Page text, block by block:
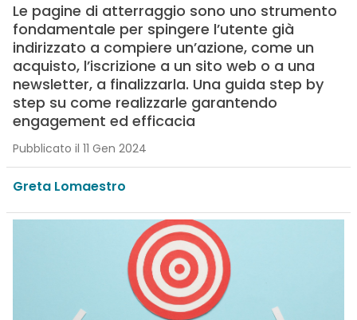
Le pagine di atterraggio sono uno strumento
fondamentale per spingere l’utente già
indirizzato a compiere un’azione, come un
acquisto, l’iscrizione a un sito web o a una
newsletter, a finalizzarla. Una guida step by
step su come realizzarle garantendo
engagement ed efficacia
Pubblicato il 11 Gen 2024
Greta Lomaestro